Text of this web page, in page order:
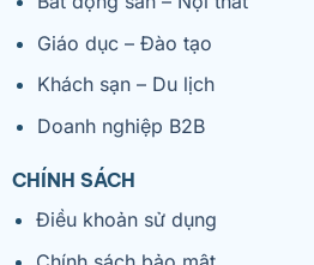
Giáo dục – Đào tạo
Khách sạn – Du lịch
Doanh nghiệp B2B
CHÍNH SÁCH
Điều khoản sử dụng